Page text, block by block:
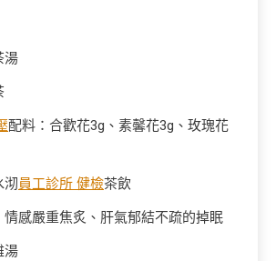
湯
配料：合歡花3g、素馨花3g、玫瑰花
沏員工診所 健檢茶飲
情感嚴重焦炙、肝氣郁結不疏的掉眠
湯